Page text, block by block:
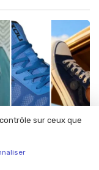
sur ceux que